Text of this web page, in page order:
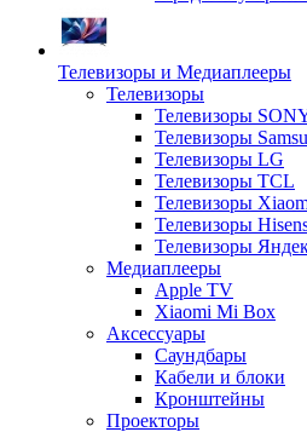
Телевизоры и Медиаплееры
Телевизоры
Телевизоры
Телевизоры
Телевизоры LG
Телевизоры TCL
Телевизоры
Телевизоры
Телевизоры
Медиаплееры
Apple TV
Xiaomi Mi Box
Аксессуары
Саундбары
Кабели и блоки
Кронштейны
Проекторы